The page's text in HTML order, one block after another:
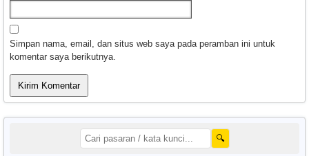
Simpan nama, email, dan situs web saya pada peramban ini untuk
komentar saya berikutnya.
🔍